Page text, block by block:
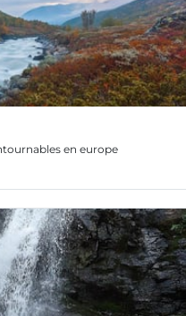
en europe